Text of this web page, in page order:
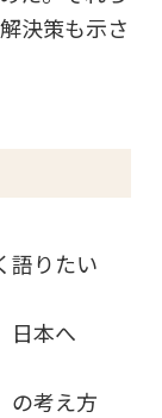
決策も示さ
語りたい
日本へ
の考え方